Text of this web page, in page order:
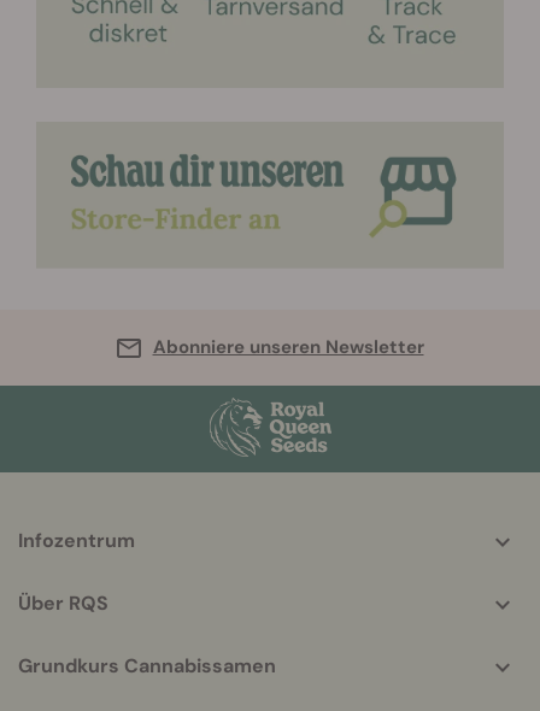
Abonniere unseren Newsletter
helpful
Infozentrum
Über RQS
Grundkurs Cannabissamen